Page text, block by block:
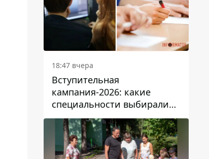
18:47 вчера
Вступительная
кампания-2026: какие
специальности выбирали
абитуриенты в Украине